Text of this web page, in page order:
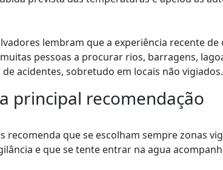
lembram que a experiência recente
pessoas a procurar rios, barragens,
acidentes, sobretudo em locais não vigiados.
principal recomendação
recomenda que se escolham sempre zonas
e que se tente entrar na agua